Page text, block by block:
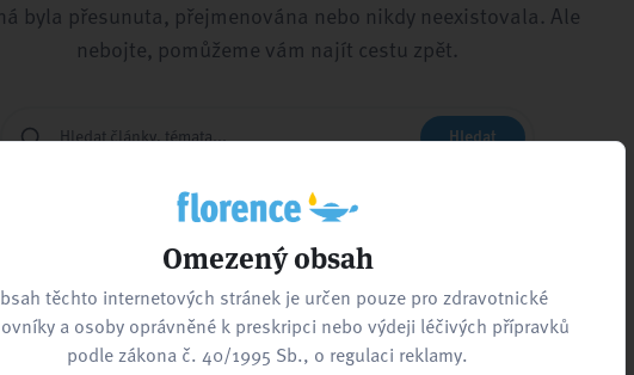
byla přesunuta, přejmenována nebo nikdy neexistovala. Ale
nebojte, pomůžeme vám najít cestu zpět.
Hledat
nebo navštivte
Omezený obsah
těchto internetových stránek je určen pouze pro zdravotnické
a osoby oprávněné k preskripci nebo výdeji léčivých přípravků
podle zákona č. 40/1995 Sb., o regulaci reklamy.